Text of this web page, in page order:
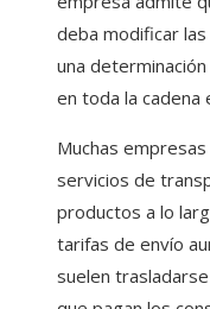
deba modificar
una
en toda la cadena
Muchas
servicios de
productos a lo
tarifas de envío
suelen